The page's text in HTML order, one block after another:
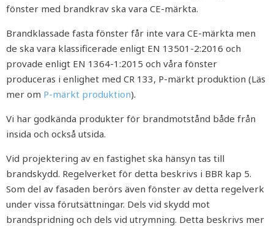
fönster med brandkrav ska vara CE-märkta.
Brandklassade fasta fönster får inte vara CE-märkta men
de ska vara klassificerade enligt EN 13501-2:2016 och
provade enligt EN 1364-1:2015 och våra fönster
produceras i enlighet med CR 133, P-märkt produktion (Läs
mer om P-märkt produktion).
Vi har godkända produkter för brandmotstånd både från
insida och också utsida.
Vid projektering av en fastighet ska hänsyn tas till
brandskydd. Regelverket för detta beskrivs i BBR kap 5.
Som del av fasaden berörs även fönster av detta regelverk
under vissa förutsättningar. Dels vid skydd mot
brandspridning och dels vid utrymning. Detta beskrivs mer